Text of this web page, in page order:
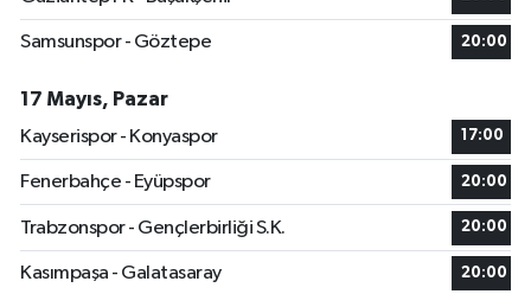
Samsunspor - Göztepe 20:00
17 Mayıs, Pazar
Kayserispor - Konyaspor
17:00
Fenerbahçe - Eyüpspor 20:00
Trabzonspor - Gençlerbirliği S.K. 20:00
Kasımpaşa - Galatasaray 20:00